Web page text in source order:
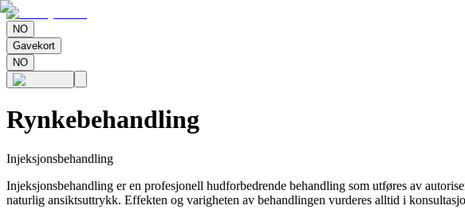
NO
Gavekort
NO
Rynkebehandling
Injeksjonsbehandling
Injeksjonsbehandling er en profesjonell hudforbedrende behandling som utføres av
naturlig ansiktsuttrykk. Effekten og varigheten av behandlingen vurderes alltid i